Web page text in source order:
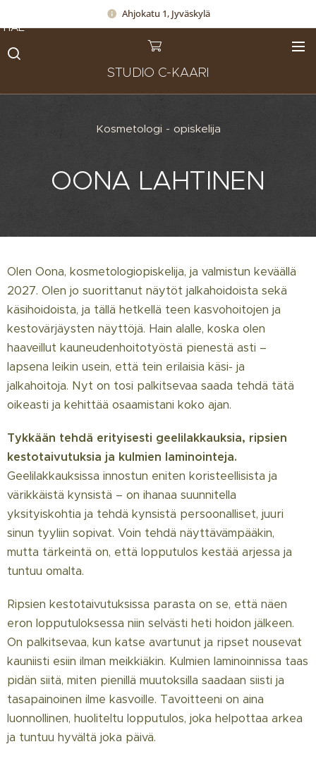
Ahjokatu 1, Jyväskylä
STUDIO C-KAARI
HAE
Kosmetologi - opiskelija
OONA LAHTINEN
Olen Oona, kosmetologiopiskelija, ja valmistun keväällä
2027. Olen jo suorittanut näytöt jalkahoidoista sekä
käsihoidoista, ja tällä hetkellä teen kasvohoitojen ja
kestovärjäysten näyttöjä. Hain alalle, koska olen
haaveillut kauneudenhoitotyöstä pienestä asti –
lapsena leikin usein, että tein erilaisia käsi- ja
jalkahoitoja. Nyt on tosi palkitsevaa saada tehdä tätä
oikeasti ja kehittää osaamistani koko ajan.
Tykkään tehdä erityisesti geelilakkauksia, ripsien
kestotaivutuksia ja kulmien laminointeja.
Geelilakkauksissa innostun eniten koristeellisista ja
värikkäistä kynsistä – on ihanaa suunnitella
yksityiskohtia ja tehdä kynsistä persoonalliset, juuri
sinun tyyliin sopivat. Voin tehdä näyttävämpääkin,
mutta tärkeintä on, että lopputulos kestää arjessa ja
tuntuu omalta.
Ripsien kestotaivutuksissa parasta on se, että näen
eron lopputuloksessa niin selvästi heti hoidon jälkeen.
On palkitsevaa, kun katse avartunut ja ripset nousevat
kauniisti esiin ilman meikkiäkin. Kulmien laminoinnissa taas
pidän siitä, miten pienillä muutoksilla saadaan siisti ja
tasapainoinen ilme kasvoille. Tavoitteeni on aina
luonnollinen, huoliteltu lopputulos, joka helpottaa arkea
ja tuntuu hyvältä joka päivä.